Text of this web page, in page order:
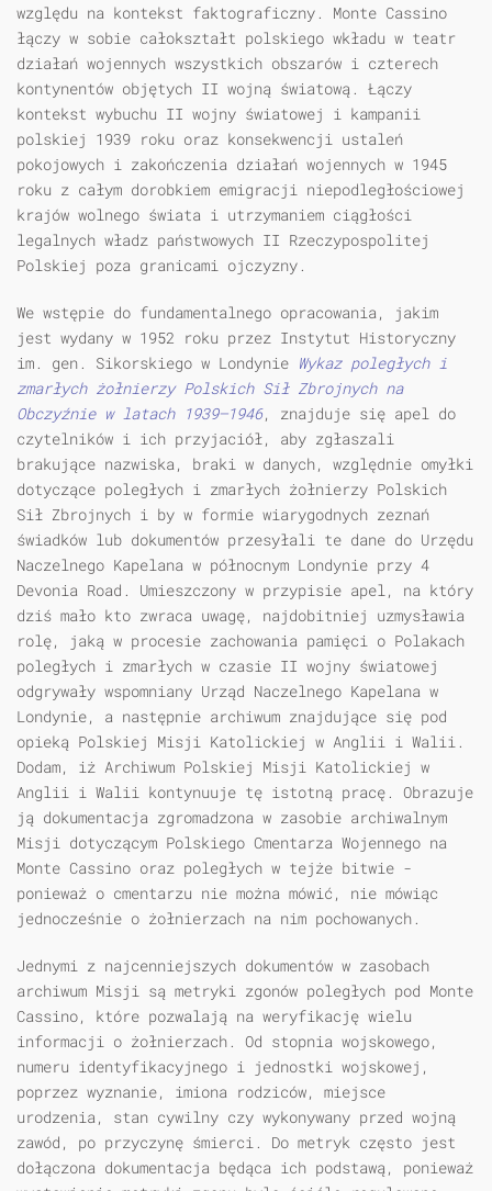
względu na kontekst faktograficzny. Monte Cassino
łączy w sobie całokształt polskiego wkładu w teatr
działań wojennych wszystkich obszarów i czterech
kontynentów objętych II wojną światową. Łączy
kontekst wybuchu II wojny światowej i kampanii
polskiej 1939 roku oraz konsekwencji ustaleń
pokojowych i zakończenia działań wojennych w 1945
roku z całym dorobkiem emigracji niepodległościowej
krajów wolnego świata i utrzymaniem ciągłości
legalnych władz państwowych II Rzeczypospolitej
Polskiej poza granicami ojczyzny.
We wstępie do fundamentalnego opracowania, jakim
jest wydany w 1952 roku przez Instytut Historyczny
im. gen. Sikorskiego w Londynie Wykaz poległych i
zmarłych żołnierzy Polskich Sił Zbrojnych na
Obczyźnie w latach 1939–1946, znajduje się apel do
czytelników i ich przyjaciół, aby zgłaszali
brakujące nazwiska, braki w danych, względnie omyłki
dotyczące poległych i zmarłych żołnierzy Polskich
Sił Zbrojnych i by w formie wiarygodnych zeznań
świadków lub dokumentów przesyłali te dane do Urzędu
Naczelnego Kapelana w północnym Londynie przy 4
Devonia Road. Umieszczony w przypisie apel, na który
dziś mało kto zwraca uwagę, najdobitniej uzmysławia
rolę, jaką w procesie zachowania pamięci o Polakach
poległych i zmarłych w czasie II wojny światowej
odgrywały wspomniany Urząd Naczelnego Kapelana w
Londynie, a następnie archiwum znajdujące się pod
opieką Polskiej Misji Katolickiej w Anglii i Walii.
Dodam, iż Archiwum Polskiej Misji Katolickiej w
Anglii i Walii kontynuuje tę istotną pracę. Obrazuje
ją dokumentacja zgromadzona w zasobie archiwalnym
Misji dotyczącym Polskiego Cmentarza Wojennego na
Monte Cassino oraz poległych w tejże bitwie -
ponieważ o cmentarzu nie można mówić, nie mówiąc
jednocześnie o żołnierzach na nim pochowanych.
Jednymi z najcenniejszych dokumentów w zasobach
archiwum Misji są metryki zgonów poległych pod Monte
Cassino, które pozwalają na weryfikację wielu
informacji o żołnierzach. Od stopnia wojskowego,
numeru identyfikacyjnego i jednostki wojskowej,
poprzez wyznanie, imiona rodziców, miejsce
urodzenia, stan cywilny czy wykonywany przed wojną
zawód, po przyczynę śmierci. Do metryk często jest
dołączona dokumentacja będąca ich podstawą, ponieważ